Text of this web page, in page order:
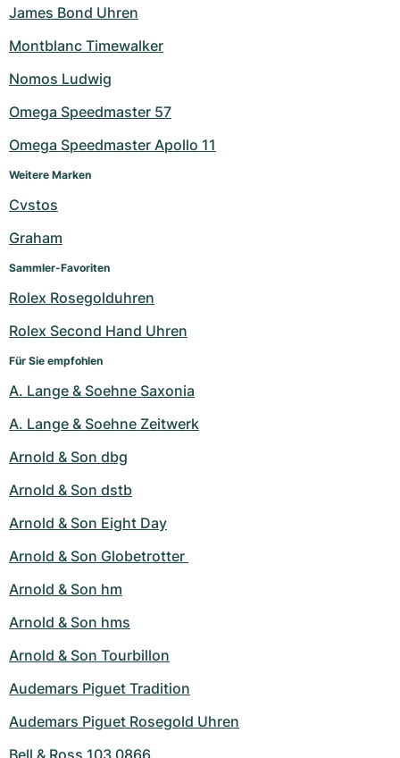
James Bond Uhren
Montblanc Timewalker
Nomos Ludwig
Omega Speedmaster 57
Omega Speedmaster Apollo 11
Weitere Marken
Cvstos
Graham
Sammler-Favoriten
Rolex Rosegolduhren
Rolex Second Hand Uhren
Für Sie empfohlen
A. Lange & Soehne Saxonia
A. Lange & Soehne Zeitwerk
Arnold & Son dbg
Arnold & Son dstb
Arnold & Son Eight Day
Arnold & Son Globetrotter
Arnold & Son hm
Arnold & Son hms
Arnold & Son Tourbillon
Audemars Piguet Tradition
Audemars Piguet Rosegold Uhren